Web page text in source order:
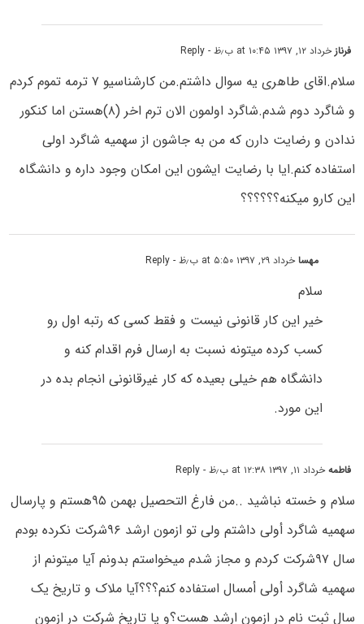
فرنازخرداد ۱۲, ۱۳۹۷ at ۱۰:۴۵ ب٫ظ - Reply
سلام.اقای طاهری یه سوال داشتم.من کارشناسیو ۷ ترمه تموم کردم
و شاگرد دوم شدم.شاگرد اولمون الان ترم اخر (۸)هستن اما کنکور
ندادن و رضایت دارن که من به جاشون از سهمیه شاگرد اولی
استفاده کنم.ایا با رضایت ایشون این امکان وجود داره و دانشگاه
این کارو میکنه؟؟؟؟؟؟
مهساخرداد ۲۹, ۱۳۹۷ at ۵:۵۰ ب٫ظ - Reply
سلام
خیر این کار قانونی نیست و فقط کسی که رتبه اول رو
کسب کرده میتونه نسبت به ارسال فرم اقدام کنه و
دانشگاه هم خیلی بعیده که کار غیرقانونی انجام بده در
این مورد.
فاطمهخرداد ۱۱, ۱۳۹۷ at ۱۲:۳۸ ب٫ظ - Reply
سلام و خسته نباشید ..من فارغ التحصیل بهمن ۹۵هستم و پارسال
سهمیه شاگرد أولی داشتم ولی تو ازمون ارشد ۹۶شرکت نکرده بودم
سال ۹۷شرکت کردم و مجاز شدم میخواستم بدونم آیا میتونم از
سهمیه شاگرد أولی أمسال استفاده کنم؟؟؟آیا ملاک و تاریخ یک
سال ثبت نام در ازمون ارشد هست؟و یا تاریخ شرکت در ازمون